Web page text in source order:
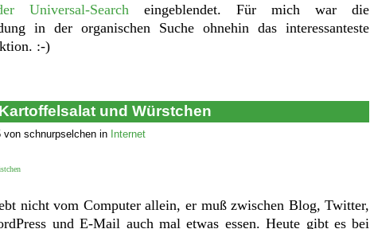
Universal-Search eingeblendet. Für mich war die
in der organischen Suche ohnehin das interessanteste
:-)
und Würstchen
von schnurpselchen in Internet
nicht vom Computer allein, er muß zwischen Blog, Twitter,
und E-Mail auch mal etwas essen. Heute gibt es bei